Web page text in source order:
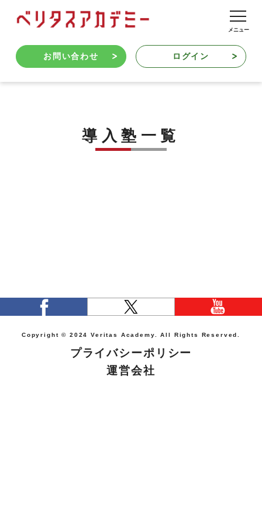
お問い合わせ ログイン
導入塾一覧
Copyright © 2024 Veritas Academy. All Rights Reserved.
プライバシーポリシー
運営会社